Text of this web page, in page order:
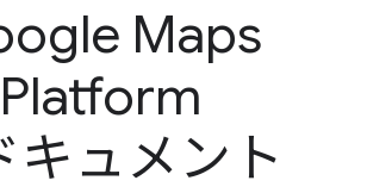
Maps
Platform
キュメント